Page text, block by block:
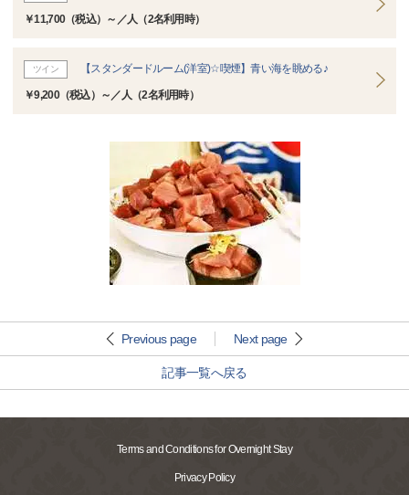
￥11,700（税込）～／人（2名利用時）
ツイン 【スタンダードルーム(洋室)☆喫煙】青い海を眺める♪
￥9,200（税込）～／人（2名利用時）
Previous page Next page
記事一覧へ戻る
Terms and Conditions for Overnight Stay
Privacy Policy